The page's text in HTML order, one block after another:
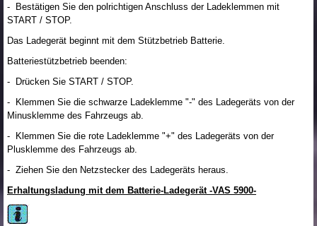
- Bestätigen Sie den polrichtigen Anschluss der Ladeklemmen mit
START / STOP.
Das Ladegerät beginnt mit dem Stützbetrieb Batterie.
Batteriestützbetrieb beenden:
- Drücken Sie START / STOP.
- Klemmen Sie die schwarze Ladeklemme "-" des Ladegeräts von der
Minusklemme des Fahrzeugs ab.
- Klemmen Sie die rote Ladeklemme "+" des Ladegeräts von der
Plusklemme des Fahrzeugs ab.
- Ziehen Sie den Netzstecker des Ladegeräts heraus.
Erhaltungsladung mit dem Batterie-Ladegerät -VAS 5900-